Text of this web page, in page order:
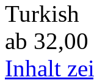
Turkish
ab
Inhalt